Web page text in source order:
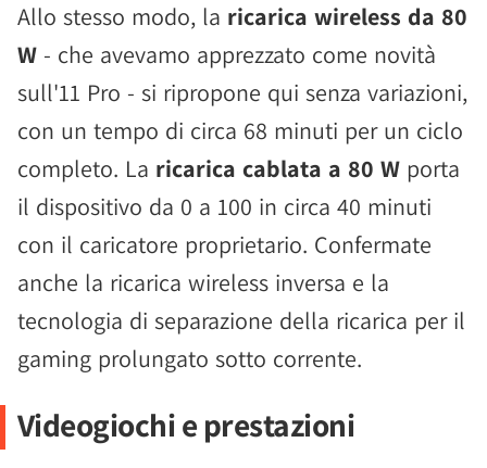
Allo stesso modo, la ricarica wireless da 80
W - che avevamo apprezzato come novità
sull'11 Pro - si ripropone qui senza variazioni,
con un tempo di circa 68 minuti per un ciclo
completo. La ricarica cablata a 80 W porta
il dispositivo da 0 a 100 in circa 40 minuti
con il caricatore proprietario. Confermate
anche la ricarica wireless inversa e la
tecnologia di separazione della ricarica per il
gaming prolungato sotto corrente.
Videogiochi e prestazioni